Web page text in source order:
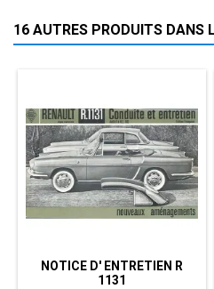
16 AUTRES PRODUITS DANS
NOTICE D' ENTRETIEN R
1131